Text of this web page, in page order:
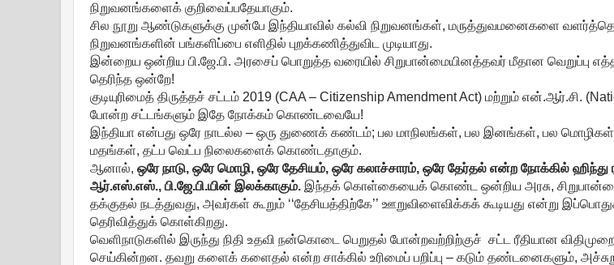
நிறுவனங்களைக் குறிவைப்பதேயாகும்.
சில நூறு ஆண்டுகளுக்கு முன்பே இந்தியாவில் கல்வி நிறுவனங்கள், மருத்துவமனைகளை
நிறுவனங்களின் பங்களிப்பை எளிதில் புறக்கணித்துவிட முடியாது.
இன்றைய ஒன்றிய பி.ஜே.பி. அரசைப் பொறுத்த வரையில் சிறுபான்மையினத்தவர் மீதான வெறுப்பு
தெரிந்த ஒன்றே!
குடியுரிமைத் திருத்தச் சட்டம் 2019 (CAA – Citizenship Amendment Act) மற்றும் என்.ஆர்.சி.
போன்ற சட்டங்களும் இதே நோக்கம் கொண்டவையே!
இந்தியா என்பது ஒரே நாடல்ல – ஒரு துணைக் கண்டம்; பல மாநிலங்கள், பல இனங்கள், பல
மதங்கள், தட்ப வெட்ப நிலைகளைக் கொண்டதாகும்.
ஆனால், ஒரே நாடு, ஒரே மொழி, ஒரே தேசியம், ஒரே கலாச்சாரம், ஒரே தேர்தல் என்ற நோக்கில் ஹிந்து
ஆர்.எஸ்.எஸ்., பி.ஜே.பி.யின் இலக்காகும்.இந்தக் கொள்கையைக் கொண்ட ஒன்றிய அரசு,
தக்குதல் நடத்துவது, அவர்கள் கூறும் ‘‘தேசியத்திற்கே’’ ஊறுவிளைவிக்கக் கூடியது என்று
தெரிவித்துக் கொள்கிறது.
வெளிநாடுகளில் இருந்து நிதி உதவி நன்கொடை பெறுதல் போன்றவற்றிற்குச் சட்ட ரீதியான
செய்கின்றன. தவறு களைக் களைதல் என்ற சாக்கில் உரிமைப் பறிப்பு – கடும் தண்டனைகளும்,